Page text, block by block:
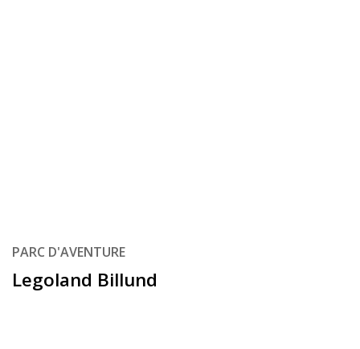
PARC D'AVENTURE
Legoland Billund